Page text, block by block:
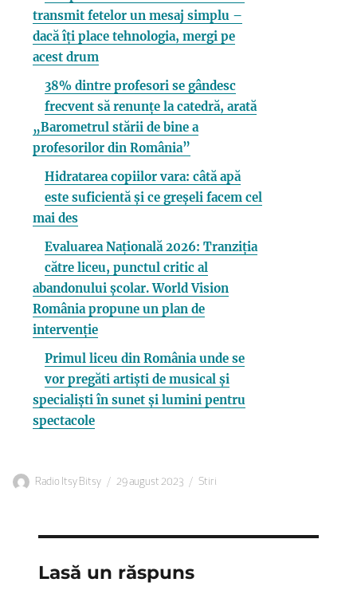
transmit fetelor un mesaj simplu –
dacă îți place tehnologia, mergi pe
acest drum
38% dintre profesori se gândesc
frecvent să renunțe la catedră, arată
„Barometrul stării de bine a
profesorilor din România”
Hidratarea copiilor vara: câtă apă
este suficientă și ce greșeli facem cel
mai des
Evaluarea Națională 2026: Tranziția
către liceu, punctul critic al
abandonului școlar. World Vision
România propune un plan de
intervenție
Primul liceu din România unde se
vor pregăti artiști de musical și
specialiști în sunet și lumini pentru
spectacole
Autor
Radio Itsy Bitsy
Publicat
29 august 2023 Categorii
Stiri
Lasă un răspuns